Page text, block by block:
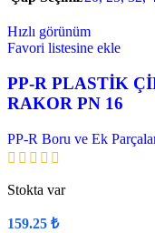
Hızlı görünüm
Favori listesine ekle
PP-R PLASTİK
RAKOR PN 16
PP-R Boru ve Ek
Stokta var
159.25 ₺